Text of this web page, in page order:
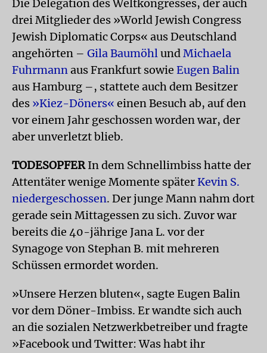
Die Delegation des Weltkongresses, der auch
drei Mitglieder des »World Jewish Congress
Jewish Diplomatic Corps« aus Deutschland
angehörten – Gila BaumöhlundMichaela
Fuhrmannaus Frankfurt sowie Eugen Balin
aus Hamburg –, stattete auch dem Besitzer
des »Kiez-Döners« einen Besuch ab, auf den
vor einem Jahr geschossen worden war, der
aber unverletzt blieb.
TODESOPFERIn dem Schnellimbiss hatte der
Attentäter wenige Momente späterKevin S.
niedergeschossen. Der junge Mann nahm dort
gerade sein Mittagessen zu sich. Zuvor war
bereits die 40-jährige Jana L. vor der
Synagoge von Stephan B. mit mehreren
Schüssen ermordet worden.
»Unsere Herzen bluten«, sagte Eugen Balin
vor dem Döner-Imbiss. Er wandte sich auch
an die sozialen Netzwerkbetreiber und fragte
»Facebook und Twitter: Was habt ihr